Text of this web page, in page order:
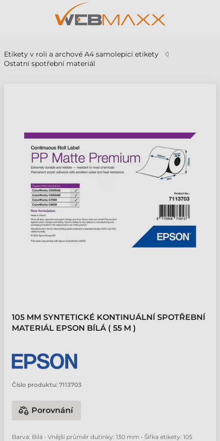
Etikety v roli a archové A4 samolepicí etikety
Ostatní spotřební materiál
105 MM SYNTETICKÉ KONTINUÁLNÍ SPOTŘEBNÍ
MATERIÁL EPSON BÍLÁ ( 55 M )
Číslo produktu: 7113703
Porovnání
Barva: Bílá • Vnější průměr dutinky: 130 mm • Šířka etikety: 105